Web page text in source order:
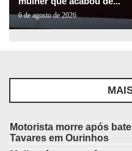
6 de agosto de 2026
Motorista morre após
Tavares em Ourinhos